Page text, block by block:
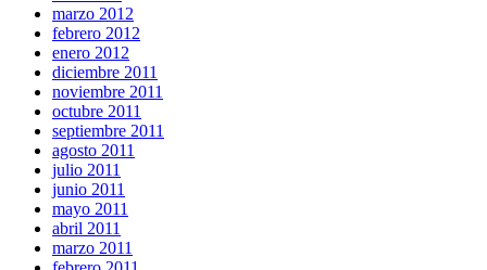
marzo 2012
febrero 2012
enero 2012
diciembre 2011
noviembre 2011
octubre 2011
septiembre 2011
agosto 2011
julio 2011
junio 2011
mayo 2011
abril 2011
marzo 2011